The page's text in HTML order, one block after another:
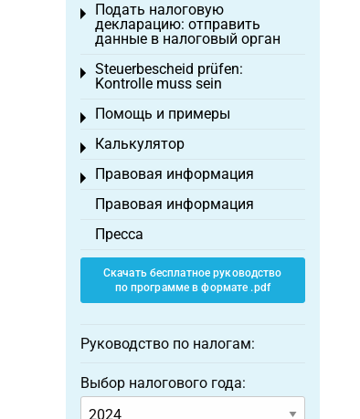
Подать налоговую
декларацию: отправить
данные в налоговый орган
Toggle menu
Steuerbescheid prüfen:
Kontrolle muss sein
Toggle menu
Помощь и примеры
Toggle menu
Калькулятор
Toggle menu
Правовая информация
Toggle menu
Правовая информация
Пресса
Скачать бесплатное руководство
по программе в формате .pdf
Руководство по налогам:
Выбор налогового года: